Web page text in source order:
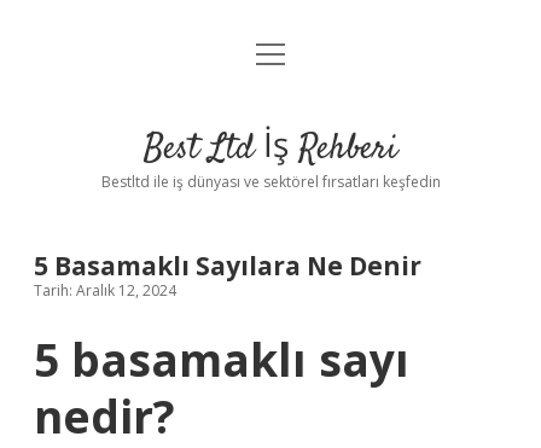
Anasayfa
Yasal Uyarı
menüyü
Best Ltd İş Rehberi
Bestltd ile iş dünyası ve sektörel fırsatları keşfedin
5 Basamaklı Sayılara Ne Denir
Tarih: Aralık 12, 2024
5 basamaklı sayı
nedir?